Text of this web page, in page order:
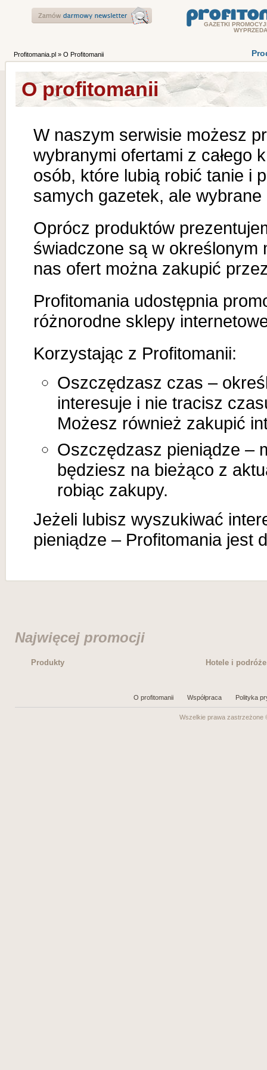
GAZETKI
Profitomania.pl» O Profitomanii
O profitomanii
W naszym serwisie możesz
wybranymi ofertami z całego
osób, które lubią robić tanie i
samych gazetek, ale
Oprócz produktów
świadczone są w
nas ofert można zakupić
Profitomania udostępnia
różnorodne sklepy
Korzystając z Profitomanii:
Oszczędzasz czas –
interesuje i nie tracisz
Możesz również zakupić
Oszczędzasz pieniądze –
będziesz na bieżąco z
robiąc zakupy.
Jeżeli lubisz wyszukiwać
pieniądze – Profitomania jest
Najwięcej promocji
Produkty Hotele i podróże
O profitomanii Współpraca Polityka
Wszelkie prawa zastrzeżone